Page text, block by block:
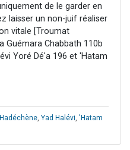
de le garder en
laisser un non-juif réaliser
vitale [Troumat
Guémara Chabbath 110b
Yoré Dé'a 196 et 'Hatam
, Yad Halévi, 'Hatam